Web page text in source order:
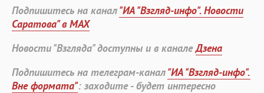
Подпишитесь на канал"ИА "Взгляд-инфо". Новости
Саратова" в MAX
Новости "Взгляда" доступны и в каналеДзена
Подпишитесь на телеграм-канал"ИА "Взгляд-инфо".
Вне формата": заходите - будет интересно